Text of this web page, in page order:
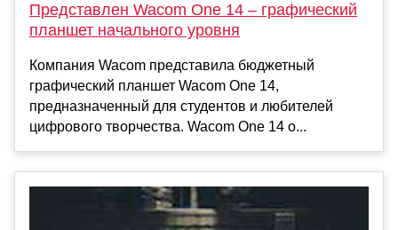
Представлен Wacom One 14 – графический
планшет начального уровня
Компания Wacom представила бюджетный
графический планшет Wacom One 14,
предназначенный для студентов и любителей
цифрового творчества. Wacom One 14 о...